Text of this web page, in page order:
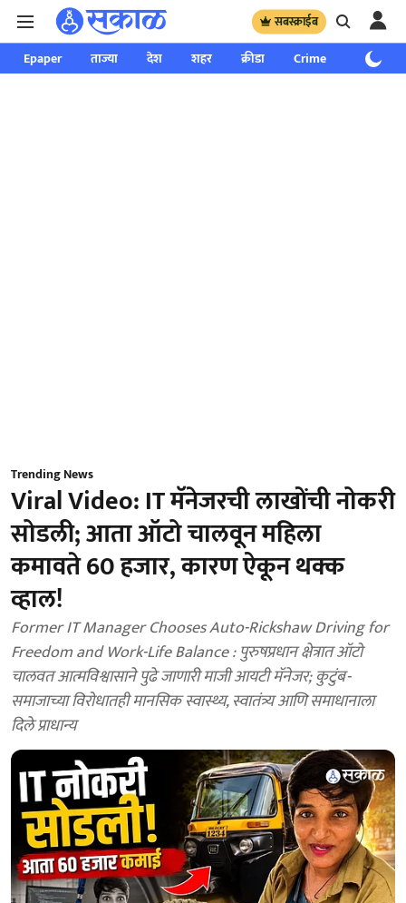
सबस्क्राईब
Epaper ताज्या देश शहर क्रीडा Crime साप्ताहिक
Trending News
Viral Video: IT मॅनेजरची लाखोंची नोकरी
सोडली; आता ऑटो चालवून महिला
कमावते 60 हजार, कारण ऐकून थक्क
व्हाल!
Former IT Manager Chooses Auto-Rickshaw Driving for
Freedom and Work-Life Balance : पुरुषप्रधान क्षेत्रात ऑटो
चालवत आत्मविश्वासाने पुढे जाणारी माजी आयटी मॅनेजर; कुटुंब-
समाजाच्या विरोधातही मानसिक स्वास्थ्य, स्वातंत्र्य आणि समाधानाला
दिले प्राधान्य